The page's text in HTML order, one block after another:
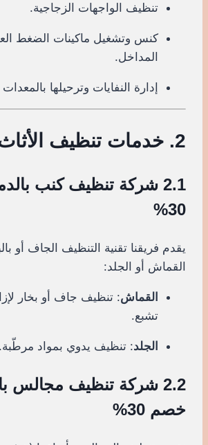
تنظيف الواجهات الزجاجية.
كنس وتشغيل ماكينات الضغط
المداخل.
إدارة النفايات وترحيلها
2. خدمات تنظيف الأثاث والفرش
2.1 شركة تنظيف كنب
30%
يقدم فريقنا تقنية التنظيف الجاف أو
القماش أو الجلد:
القماش: تنظيف جاف أو بخار
تشبع.
الجلد: تنظيف يدوي بمواد مرطّبة.
2.2 شركة تنظيف مجالس
خصم 30%